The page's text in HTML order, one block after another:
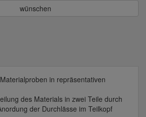
wünschen
in repräsentativen
des Materials in zwei Teile durch
der Durchlässe im Teilkopf